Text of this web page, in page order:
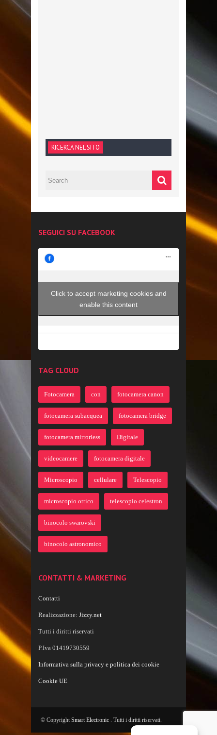
RICERCA NEL SITO
SEGUICI SU FACEBOOK
Click to accept marketing cookies and
enable this content
TAG CLOUD
Fotocamera con fotocamera canon
fotocamera subacquea fotocamera bridge
fotocamera mirrorless Digitale
videocamere fotocamera digitale
Microscopio cellulare Telescopio
microscopio ottico telescopio celestron
binocolo swarovski
binocolo astronomico
CONTATTI & MARKETING
Contatti
Realizzazione: Jizzy.net
Tutti i diritti riservati
P.Iva 01419730559
Informativa sulla privacy e politica dei cookie
Cookie UE
© Copyright Smart Electronic . Tutti i diritti riservati.